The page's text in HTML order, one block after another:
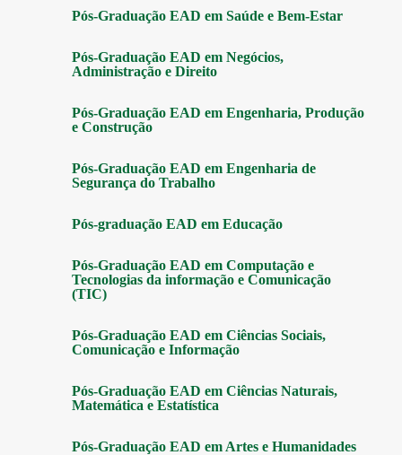
Pós-Graduação EAD em Saúde e Bem-Estar
Pós-Graduação EAD em Negócios,
Administração e Direito
Pós-Graduação EAD em Engenharia, Produção
e Construção
Pós-Graduação EAD em Engenharia de
Segurança do Trabalho
Pós-graduação EAD em Educação
Pós-Graduação EAD em Computação e
Tecnologias da informação e Comunicação
(TIC)
Pós-Graduação EAD em Ciências Sociais,
Comunicação e Informação
Pós-Graduação EAD em Ciências Naturais,
Matemática e Estatística
Pós-Graduação EAD em Artes e Humanidades